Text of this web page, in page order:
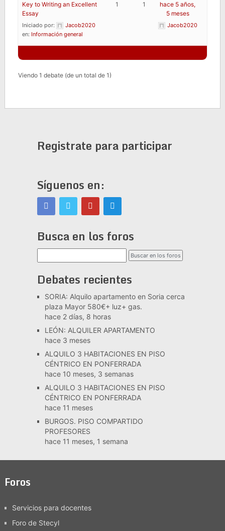
Key to Writing an Excellent
Essay
Iniciado por:
Jacob2020
en: Información general
1 1
hace 5 años,
5 meses
Jacob2020
Viendo 1 debate (de un total de 1)
Registrate para participar
Síguenos en:
Busca en los foros
Debates recientes
SORIA: Alquilo apartamento en Soria cerca
plaza Mayor 580€+ luz+ gas.
hace 2 días, 8 horas
LEÓN: ALQUILER APARTAMENTO
hace 3 meses
ALQUILO 3 HABITACIONES EN PISO
CÉNTRICO EN PONFERRADA
hace 10 meses, 3 semanas
ALQUILO 3 HABITACIONES EN PISO
CÉNTRICO EN PONFERRADA
hace 11 meses
BURGOS. PISO COMPARTIDO
PROFESORES
hace 11 meses, 1 semana
Foros
Servicios para docentes
Foro de Stecyl